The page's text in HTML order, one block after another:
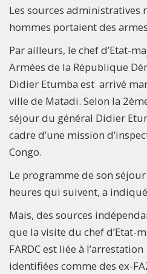
Les sources administratives
hommes portaient des
Par ailleurs, le chef d’Etat-
Armées de la République
Didier Etumba est arrivé
ville de Matadi. Selon la
séjour du général Didier
cadre d’une mission
Congo.
Le programme de son
heures qui suivent, a
Mais, des sources
que la visite du chef d’Etat-
FARDC est liée à
identifiées comme des ex-